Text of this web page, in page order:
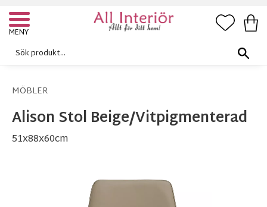
Meny
MÖBLER
Alison Stol Beige/Vitpigmenterad
51x88x60cm